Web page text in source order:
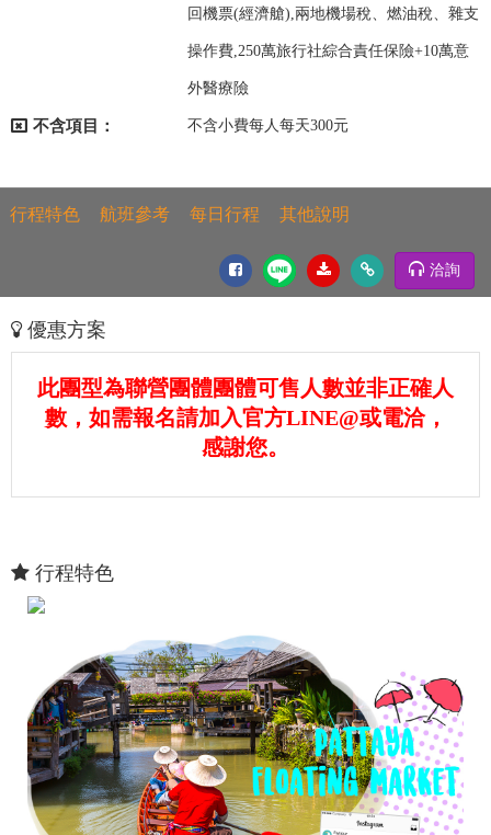
回機票(經濟艙),兩地機場稅、燃油稅、雜支
操作費,250萬旅行社綜合責任保險+10萬意
外醫療險
不含項目： 不含小費每人每天300元
行程特色 航班參考 每日行程 其他說明
洽詢
優惠方案
此團型為聯營團體團體可售人數並非正確人
數，如需報名請加入官方LINE@或電洽，
感謝您。
行程特色